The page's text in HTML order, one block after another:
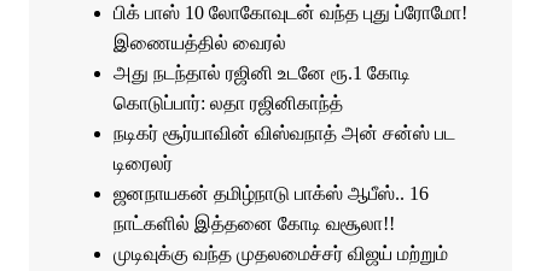
பிக் பாஸ் 10 லோகோவுடன் வந்த புது ப்ரோமோ!
இணையத்தில் வைரல்
அது நடந்தால் ரஜினி உடனே ரூ.1 கோடி
கொடுப்பார்: லதா ரஜினிகாந்த்
நடிகர் சூர்யாவின் விஸ்வநாத் அன் சன்ஸ் பட
டிரைலர்
ஜனநாயகன் தமிழ்நாடு பாக்ஸ் ஆபீஸ்.. 16
நாட்களில் இத்தனை கோடி வசூலா!!
முடிவுக்கு வந்த முதலமைச்சர் விஜய் மற்றும்